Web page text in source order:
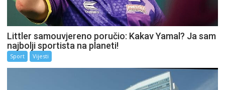
Littler samouvjereno poručio: Kakav Yamal? Ja sam
najbolji sportista na planeti!
Sport Vijesti